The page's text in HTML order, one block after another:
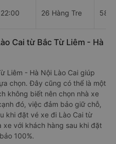
26 Hàng Tre 582
Cai từ Bắc Từ Liêm - Hà
Liêm - Hà Nội Lào Cai giúp
chọn. Đây cũng có thể là một
không biết nên chọn nhà xe
đó, việc đảm bảo giữ chỗ,
khi đặt vé xe đi Lào Cai từ
xe với khách hàng sau khi đặt
100%.